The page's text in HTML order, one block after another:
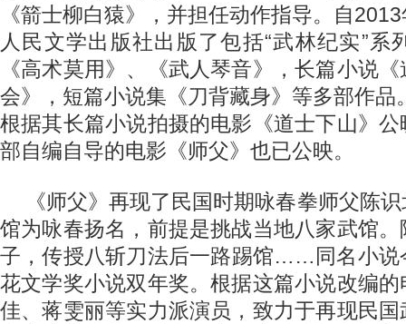
《箭士柳白猿》，并担任动作指导。自
人民文学出版社出版了包括“武林纪实”系
《高术莫用》、《武人琴音》，长篇小说
会》，短篇小说集《刀背藏身》等多部作品
根据其长篇小说拍摄的电影《道士下山》
部自编自导的电影《师父》也已公映。
《师父》再现了民国时期咏春拳师父陈
馆为咏春扬名，前提是挑战当地八家武馆
子，传授八斩刀法后一路踢馆……同名小说
花文学奖小说双年奖。根据这篇小说改编
佳、蒋雯丽等实力派演员，致力于再现民